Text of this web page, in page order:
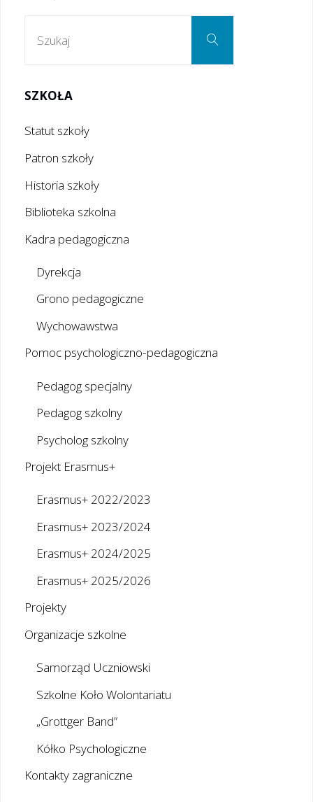
Szukaj
SZKOŁA
Statut szkoły
Patron szkoły
Historia szkoły
Biblioteka szkolna
Kadra pedagogiczna
Dyrekcja
Grono pedagogiczne
Wychowawstwa
Pomoc psychologiczno-pedagogiczna
Pedagog specjalny
Pedagog szkolny
Psycholog szkolny
Projekt Erasmus+
Erasmus+ 2022/2023
Erasmus+ 2023/2024
Erasmus+ 2024/2025
Erasmus+ 2025/2026
Projekty
Organizacje szkolne
Samorząd Uczniowski
Szkolne Koło Wolontariatu
„Grottger Band”
Kółko Psychologiczne
Kontakty zagraniczne